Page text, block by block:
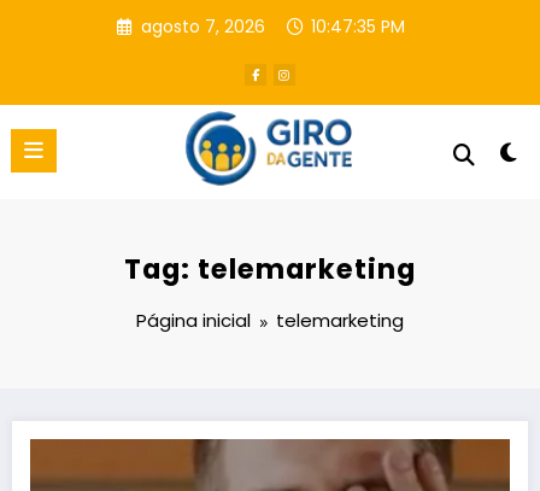
agosto 7, 2026 10:47:35 PM
Tag: telemarketing
Página inicial telemarketing